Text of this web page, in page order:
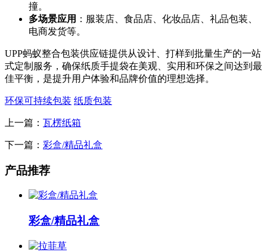
撞。
多场景应用 ：服装店、食品店、化妆品店、礼品包装、
电商发货等。
UPP蚂蚁整合包装供应链提供从设计、打样到批量生产的一站
式定制服务，确保纸质手提袋在美观、实用和环保之间达到最
佳平衡，是提升用户体验和品牌价值的理想选择。
环保可持续包装 纸质包装
上一篇： 瓦楞纸箱
下一篇： 彩盒/精品礼盒
产品推荐
彩盒/精品礼盒